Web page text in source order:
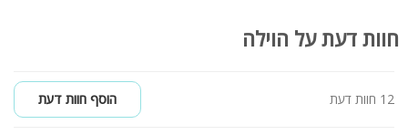
חוות דעת על הוילה
12 חוות דעת הוסף חוות דעת